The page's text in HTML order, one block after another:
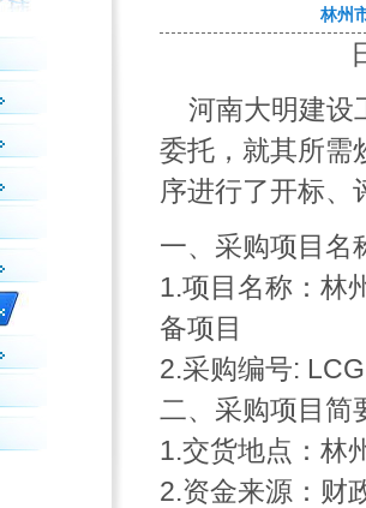
林州
河南大明建设
委托，就其所需
序进行了开标、
一、采购项目名
1.项目名称：林
备项目
2.采购编号:
二、采购项目简
1.交货地点：林
2.资金来源：财